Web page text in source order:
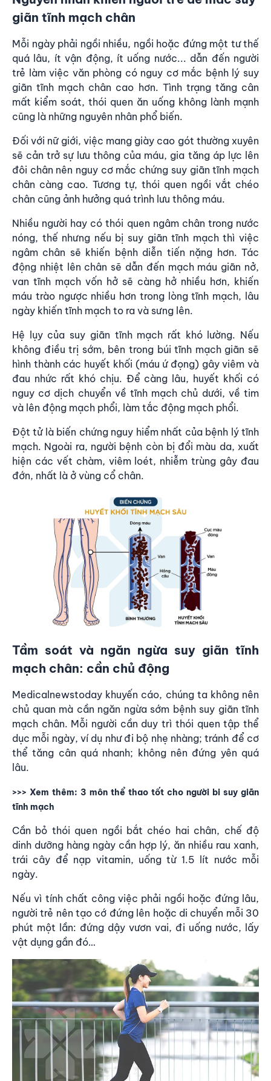
giãn tĩnh mạch chân
Mỗi ngày phải ngồi nhiều, ngồi hoặc đứng một tư thế
quá lâu, ít vận động, ít uống nước... dẫn đến người
trẻ làm việc văn phòng có nguy cơ mắc bệnh lý suy
giãn tĩnh mạch chân cao hơn. Tình trạng tăng cân
mất kiểm soát, thói quen ăn uống không lành mạnh
cũng là những nguyên nhân phổ biến.
Đối với nữ giới, việc mang giày cao gót thường xuyên
sẽ cản trở sự lưu thông của máu, gia tăng áp lực lên
đôi chân nên nguy cơ mắc chứng suy giãn tĩnh mạch
chân càng cao. Tương tự, thói quen ngồi vắt chéo
chân cũng ảnh hưởng quá trình lưu thông máu.
Nhiều người hay có thói quen ngâm chân trong nước
nóng, thế nhưng nếu bị suy giãn tĩnh mạch thì việc
ngâm chân sẽ khiến bệnh diễn tiến nặng hơn. Tác
động nhiệt lên chân sẽ dẫn đến mạch máu giãn nở,
van tĩnh mạch vốn hở sẽ càng hở nhiều hơn, khiến
máu trào ngược nhiều hơn trong lòng tĩnh mạch, lâu
ngày khiến tĩnh mạch to ra và sưng lên.
Hệ lụy của suy giãn tĩnh mạch rất khó lường. Nếu
không điều trị sớm, bên trong búi tĩnh mạch giãn sẽ
hình thành các huyết khối (máu ứ đọng)gây viêm và
đau nhức rất khó chịu. Để càng lâu, huyết khối có
nguy cơ dịch chuyển về tĩnh mạch chủ dưới, về tim
và lên động mạch phổi, làm tắc động mạch phổi.
Đột tử là biến chứng nguy hiểm nhất của bệnh lý tĩnh
mạch. Ngoài ra, người bệnh còn bị đổi màu da, xuất
hiện các vết chàm, viêm loét, nhiễm trùng gây đau
đớn, nhất là ở vùng cổ chân.
Tầm soát và ngăn ngừa suy giãn tĩnh
mạch chân: cần chủ động
Medicalnewstoday khuyến cáo, chúng ta không nên
chủ quan mà cần ngăn ngừa sớm bệnh suy giãn tĩnh
mạch chân. Mỗi người cần duy trì thói quen tập thể
dục mỗi ngày, ví dụ như đi bộ nhẹ nhàng; tránh để cơ
thể tăng cân quá nhanh; không nên đứng yên quá
lâu.
>>> Xem thêm: 3 môn thể thao tốt cho người bi suy giãn
tĩnh mạch
Cần bỏ thói quen ngồi bắt chéo hai chân, chế độ
dinh dưỡng hàng ngày cần hợp lý, ăn nhiều rau xanh,
trái cây để nạp vitamin, uống từ 1.5 lít nước mỗi
ngày.
Nếu vì tính chất công việc phải ngồi hoặc đứng lâu,
người trẻ nên tạo cớ đứng lên hoặc di chuyển mỗi 30
phút một lần: đứng dậy vươn vai, đi uống nước, lấy
vật dụng gần đó…